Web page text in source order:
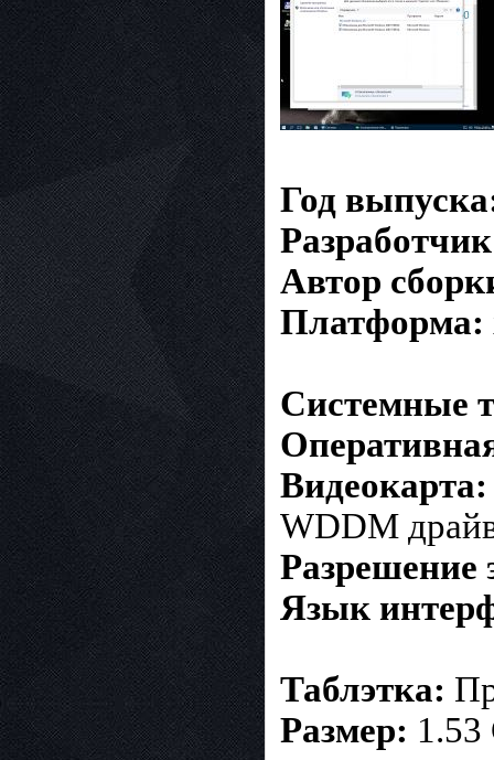
Год
Автор
Платформа:
Системные
Видеокарта:
WDDM
Разрешение
Язык
Таблэтка:
Размер: 1.53